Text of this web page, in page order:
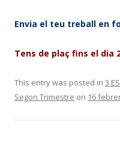
Envia el teu treball en
Tens de plaç fins el dia
This entry was posted in 3
Segon Trimestre on 16